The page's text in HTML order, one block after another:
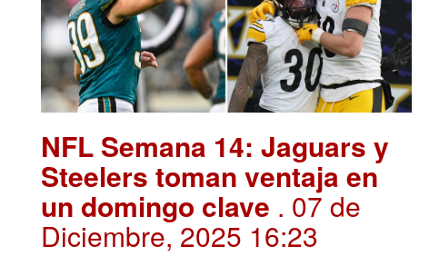
NFL Semana 14: Jaguars y
Steelers toman ventaja en
un domingo clave . 07 de
Diciembre, 2025 16:23